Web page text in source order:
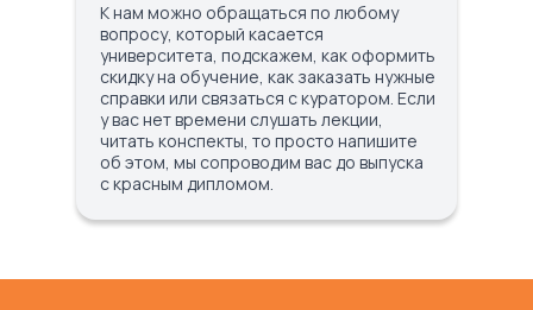
К нам можно обращаться по любому
вопросу, который касается
университета, подскажем, как оформить
скидку на обучение, как заказать нужные
справки или связаться с куратором. Если
у вас нет времени слушать лекции,
читать конспекты, то просто напишите
об этом, мы сопроводим вас до выпуска
с красным дипломом.